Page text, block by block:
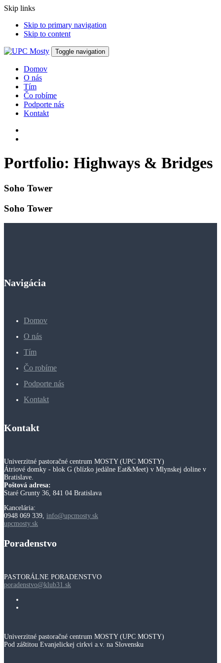
Skip links
Skip to primary navigation
Skip to content
Toggle navigation
Domov
O nás
Tím
Čo robíme
Podporte nás
Kontakt
Portfolio: Highways & Bridges
Soho Tower
Soho Tower
Navigácia
Domov
O nás
Tím
Čo robíme
Podporte nás
Kontakt
Kontakt
Univerzitné pastoračné centrum MOSTY (UPC MOSTY)
Átriové domky - blok G (blízko jedálne Eat&Meet) v Mlynskej doline v
Bratislave.
Poštová adresa:
Staré Grunty 36, 841 04 Bratislava
Kancelária:
0948 069 339, info@upcmosty.sk
upcmosty.sk
Poradenstvo
PASTORÁLNE PORADENSTVO
poradenstvo@klub31.sk
Univerzitné pastoračné centrum MOSTY (UPC MOSTY)
Pod záštitou Evanjelickej cirkvi a.v. na Slovensku